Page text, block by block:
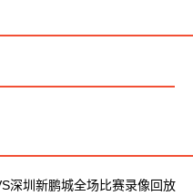
深圳新鹏城全场比赛录像回放